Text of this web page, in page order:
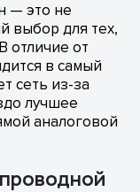
— это не
выбор для тех,
отличие от
в самый
сеть из-за
лучшее
аналоговой